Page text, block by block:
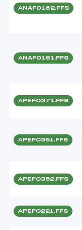
ANAF0162.FFS
ANAF0161.FFS
APEF0371.FFS
APEF0351.FFS
APEF0352.FFS
APEF0221.FFS